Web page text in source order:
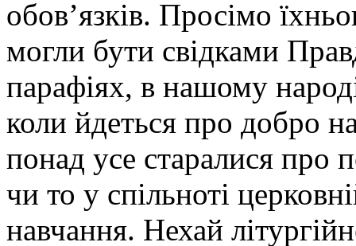
обов’язків. Просімо
могли бути свідками
парафіях, в нашому
коли йдеться про добро
понад усе старалися
чи то у спільноті
навчання. Нехай